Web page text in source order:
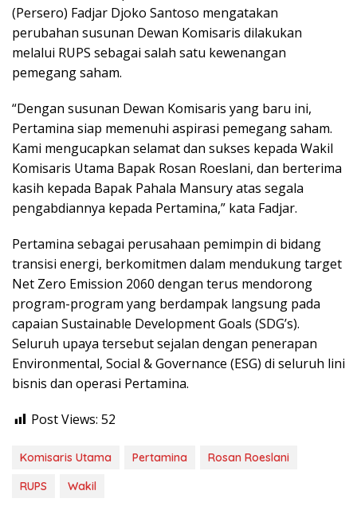
(Persero) Fadjar Djoko Santoso mengatakan
perubahan susunan Dewan Komisaris dilakukan
melalui RUPS sebagai salah satu kewenangan
pemegang saham.
“Dengan susunan Dewan Komisaris yang baru ini,
Pertamina siap memenuhi aspirasi pemegang saham.
Kami mengucapkan selamat dan sukses kepada Wakil
Komisaris Utama Bapak Rosan Roeslani, dan berterima
kasih kepada Bapak Pahala Mansury atas segala
pengabdiannya kepada Pertamina,” kata Fadjar.
Pertamina sebagai perusahaan pemimpin di bidang
transisi energi, berkomitmen dalam mendukung target
Net Zero Emission 2060 dengan terus mendorong
program-program yang berdampak langsung pada
capaian Sustainable Development Goals (SDG’s).
Seluruh upaya tersebut sejalan dengan penerapan
Environmental, Social & Governance (ESG) di seluruh lini
bisnis dan operasi Pertamina.
Post Views: 52
Komisaris Utama Pertamina
Rosan Roeslani
RUPS
Wakil